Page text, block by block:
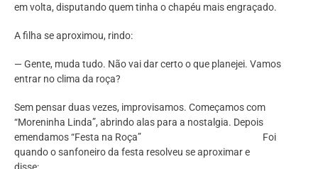
em volta, disputando quem tinha o chapéu mais engraçado.
A filha se aproximou, rindo:
— Gente, muda tudo. Não vai dar certo o que planejei. Vamos
entrar no clima da roça?
Sem pensar duas vezes, improvisamos. Começamos com
“Moreninha Linda”, abrindo alas para a nostalgia. Depois
emendamos “Festa na Roça” Foi
quando o sanfoneiro da festa resolveu se aproximar e